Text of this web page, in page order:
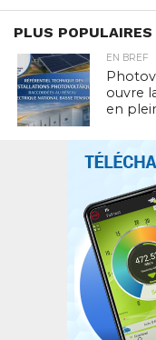
PLUS POPULAIRES
EN BREF
ouvre
en